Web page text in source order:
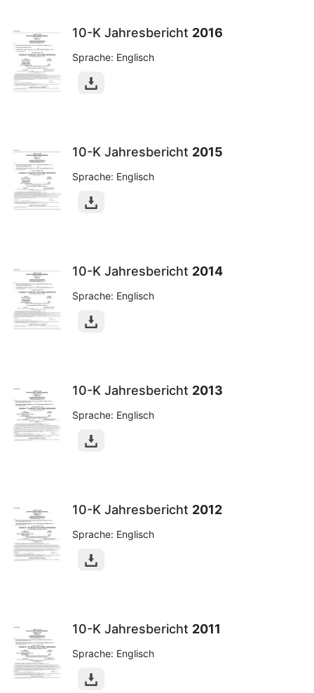
10-K Jahresbericht 2016
Sprache: Englisch
10-K Jahresbericht 2015
Sprache: Englisch
10-K Jahresbericht 2014
Sprache: Englisch
10-K Jahresbericht 2013
Sprache: Englisch
10-K Jahresbericht 2012
Sprache: Englisch
10-K Jahresbericht 2011
Sprache: Englisch